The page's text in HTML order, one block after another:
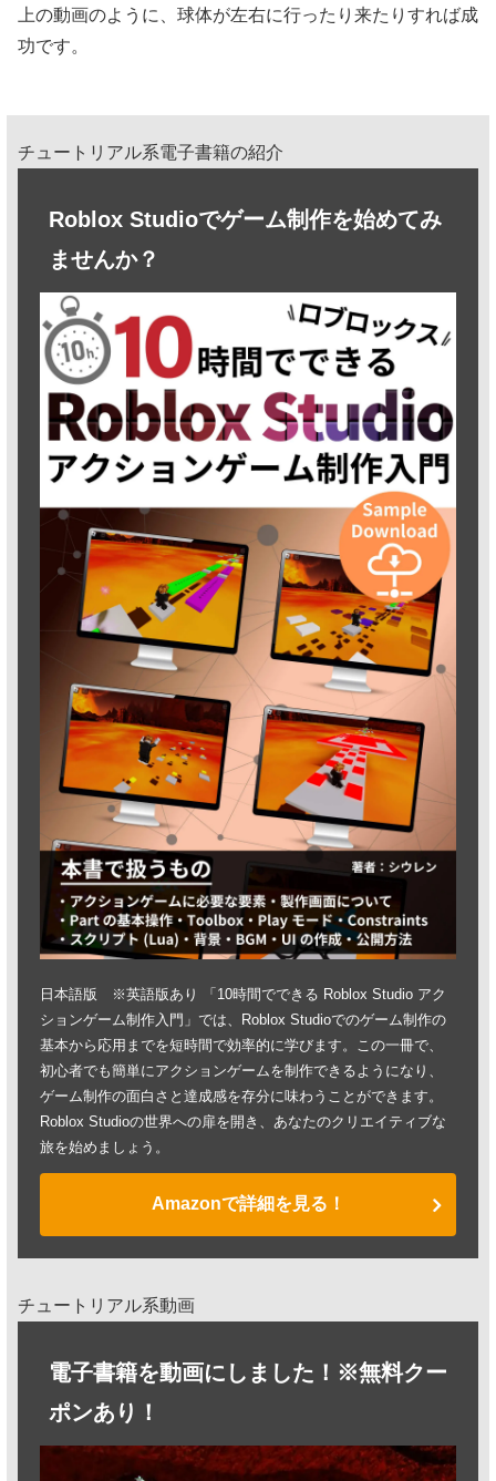
上の動画のように、球体が左右に行ったり来たりすれば成
功です。
チュートリアル系電子書籍の紹介
Roblox Studioでゲーム制作を始めてみ
ませんか？
日本語版 ※英語版あり 「10時間でできる Roblox Studio アク
ションゲーム制作入門」では、Roblox Studioでのゲーム制作の
基本から応用までを短時間で効率的に学びます。この一冊で、
初心者でも簡単にアクションゲームを制作できるようになり、
ゲーム制作の面白さと達成感を存分に味わうことができます。
Roblox Studioの世界への扉を開き、あなたのクリエイティブな
旅を始めましょう。
Amazonで詳細を見る！
チュートリアル系動画
電子書籍を動画にしました！※無料クー
ポンあり！